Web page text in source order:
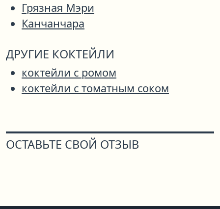
Грязная Мэри
Канчанчара
ДРУГИЕ КОКТЕЙЛИ
коктейли с ромом
коктейли с томатным соком
ОСТАВЬТЕ СВОЙ ОТЗЫВ